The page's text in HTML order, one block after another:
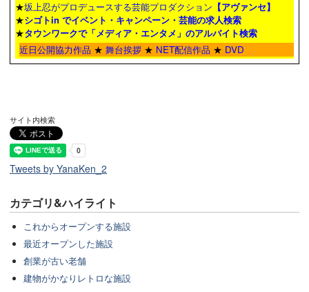
★坂上忍がプロデュースする芸能プロダクション 【アヴァンセ】
★シゴトin でイベント・キャンペーン・芸能の求人検索
★タウンワークで「メディア・エンタメ」のアルバイト検索
近日公開協力作品 ★ 舞台挨拶 ★ NET配信作品 ★ DVD
サイト内検索
Tweets by YanaKen_2
カテゴリ&ハイライト
これからオープンする施設
最近オープンした施設
創業が古い老舗
建物がかなりレトロな施設